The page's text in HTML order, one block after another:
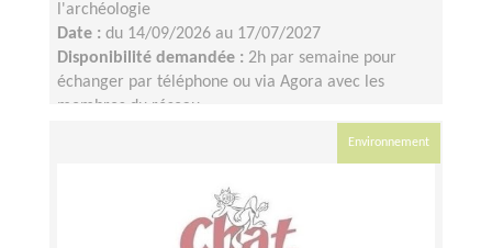
l'archéologie
Date : du 14/09/2026 au 17/07/2027
Disponibilité demandée : 2h par semaine pour
échanger par téléphone ou via Agora avec les
membres du réseau
Environnement